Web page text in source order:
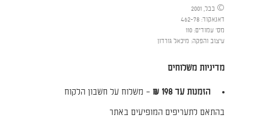
© בבל, 2001
דאנאקוד:
462-78
מס' עמודים:
110
עיצוב והפקה: מיכאל גורדון
מדיניות משלוחים
הזמנות עד 198 ₪
– משלוח על חשבון הלקוח
בהתאם לתעריפים המופיעים באתר